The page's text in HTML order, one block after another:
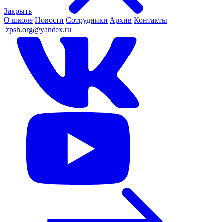
Закрыть
О школе Новости Сотрудники Архив Контакты
zpsh.org@yandex.ru